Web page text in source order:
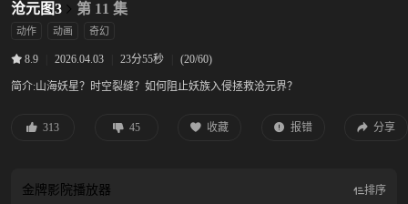
沧元图3 第 11 集
动作 动画 奇幻
8.9 2026.04.03 23分55秒 (20/60)
简介:山海妖星？时空裂缝？如何阻止妖族入侵拯救沧元界？
313 45 收藏 报错 分享
金牌影院播放器 排序